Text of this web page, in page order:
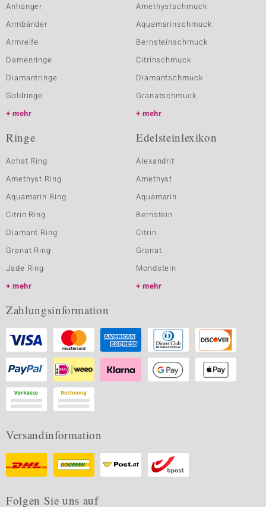
Anhänger
Armbänder
Armreife
Damenringe
Diamantringe
Goldringe
mehr
Amethystschmuck
Aquamarinschmuck
Bernsteinschmuck
Citrinschmuck
Diamantschmuck
Granatschmuck
mehr
Ringe
Achat Ring
Amethyst Ring
Aquamarin Ring
Citrin Ring
Diamant Ring
Granat Ring
Jade Ring
mehr
Edelsteinlexikon
Alexandrit
Amethyst
Aquamarin
Bernstein
Citrin
Granat
Mondstein
mehr
Zahlungsinformation
Versandinformation
Folgen Sie uns auf